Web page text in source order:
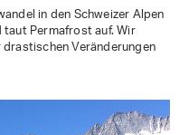
in den Schweizer Alpen
Permafrost auf. Wir
Veränderungen